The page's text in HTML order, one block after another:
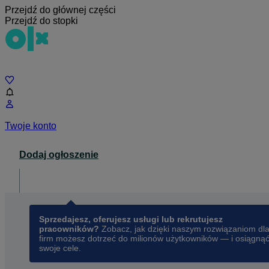
Przejdź do głównej części
Przejdź do stopki
Twoje konto
Dodaj ogłoszenie
Sprzedajesz, oferujesz usługi lub rekrutujesz
pracowników? Zobacz, jak dzięki naszym rozwiązaniom dla
firm możesz dotrzeć do milionów użytkowników — i osiągnąć
swoje cele.